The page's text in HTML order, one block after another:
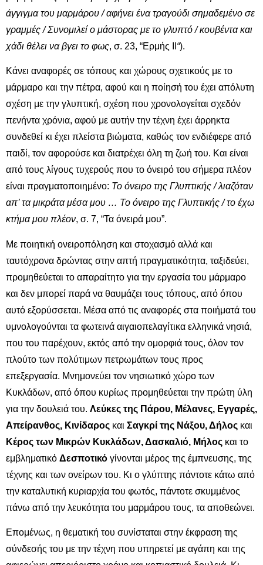
άγγιγμα του μαρμάρου / αφήνει ένα τραγούδι σημαδεμένο σε
γραμμές / Συνομιλεί ο μάστορας με το γλυπτό / κουβέντα και
χάδι θέλει να βγει το φως, σ. 23, “Ερμής ΙΙ “).
Κάνει αναφορές σε τόπους και χώρους σχετικούς με το
μάρμαρο και την πέτρα, αφού και η ποίησή του έχει απόλυτη
σχέση με την γλυπτική, σχέση που χρονολογείται σχεδόν
πενήντα χρόνια, αφού με αυτήν την τέχνη έχει άρρηκτα
συνδεθεί κι έχει πλείστα βιώματα, καθώς τον ενδιέφερε από
παιδί, τον αφορούσε και διατρέχει όλη τη ζωή του. Και είναι
από τους λίγους τυχερούς που το όνειρό του σήμερα πλέον
είναι πραγματοποιημένο: Το όνειρο της Γλυπτικής / λιαζόταν
απ’ τα μικράτα μέσα μου … Το όνειρο της Γλυπτικής / το έχω
κτήμα μου πλέον, σ. 7, “Τα όνειρά μου”.
Με ποιητική ονειροπόληση και στοχασμό αλλά και
ταυτόχρονα δρώντας στην απτή πραγματικότητα, ταξιδεύει,
προμηθεύεται το απαραίτητο για την εργασία του μάρμαρο
και δεν μπορεί παρά να θαυμάζει τους τόπους, από όπου
αυτό εξορύσσεται. Μέσα από τις αναφορές στα ποιήματά του
υμνολογούνται τα φωτεινά αιγαιοπελαγίτικα ελληνικά νησιά,
που του παρέχουν, εκτός από την ομορφιά τους, όλον τον
πλούτο των πολύτιμων πετρωμάτων τους προς
επεξεργασία. Μνημονεύει τον νησιωτικό χώρο των
Κυκλάδων, από όπου κυρίως προμηθεύεται την πρώτη ύλη
για την δουλειά του. Λεύκες της Πάρου, Μέλανες, Εγγαρές,
Απείρανθος, Κινίδαρος και Σαγκρί της Νάξου, Δήλος και
Κέρος των Μικρών Κυκλάδων, Δασκαλιό, Μήλος και το
εμβληματικό Δεσποτικό γίνονται μέρος της έμπνευσης, της
τέχνης και των ονείρων του. Κι ο γλύπτης πάντοτε κάτω από
την καταλυτική κυριαρχία του φωτός, πάντοτε σκυμμένος
πάνω από την λευκότητα του μαρμάρου τους, τα αποθεώνει.
Επομένως, η θεματική του συνίσταται στην έκφραση της
σύνδεσής του με την τέχνη που υπηρετεί με αγάπη και της